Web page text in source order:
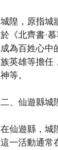
城隍，原指城
於《北齊書·
成為百姓心中
族英雄等擔任
神等。
二、仙遊縣城
在仙遊縣，城
這一活動通常